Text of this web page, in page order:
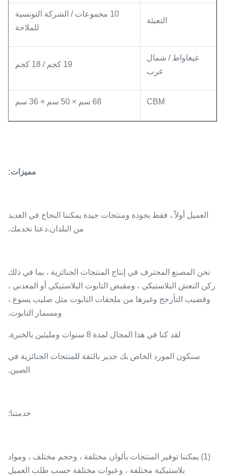
التعبئة
10 مجموعات / الشركة التونسية
للملاحة
غيغاواط / شمال
غرب
19 كجم / 18 كجم
CBM 68 سم × 50 سم × 36 سم
مميزات:
العميل أولاً ، فقط بجودة ومنتجات جيدة يمكننا النجاح في العديد
من البلدان.دعنا نخدمك.
نحن المصنع المحترف في إنتاج المنتجات الجنائزية ، بما في ذلك
ركن النعش البلاستيكي ، ومقبض التابوت البلاستيكي أو المعدني ،
وقضيب التأرجح وغيرها من ملحقات التابوت مثل صليب يسوع ،
ومسمار التابوت.
لقد كنا في هذا المجال لمدة 8 سنوات ومليئين بالخبرة.
سنكون المورد الخاص بك جدير بالثقة للمنتجات الجنائزية في
الصين.
خدمتنا:
(1) يمكننا توفير المنتجات بألوان مختلفة ، وحجم مختلف ، ومواد
بلاستيكية مختلفة ، وعبوات مختلفة حسب طلب العميل